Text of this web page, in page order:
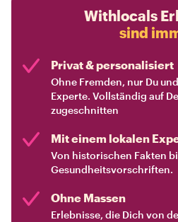
Withlocals
sind
Privat & personalisiert
Ohne Fremden, nur Du
Experte. Vollständig auf
zugeschnitten
Mit einem lokalen
Von historischen Fakten
Gesundheitsvorschriften.
Ohne Massen
Erlebnisse, die Dich von